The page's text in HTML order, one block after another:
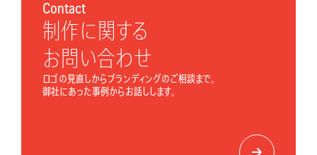
Contact
制作に関する
お問い合わせ
ロゴの見直しからブランディングのご相談まで。
御社にあった事例からお話しします。